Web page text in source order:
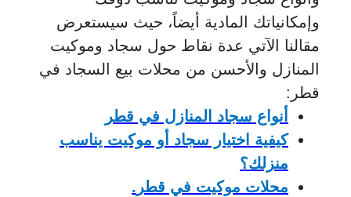
وإمكانياتك المادية أيضاً، حيث سيستعرض
مقالنا الآتي عدة نقاط حول سجاد وموكيت
المنازل والأحسن من محلات بيع السجاد في
قطر:
أنواع سجاد المنازل في قطر
كيفية اختيار سجاد أو موكيت يناسب
منزلك؟
محلات موكيت في قطر .